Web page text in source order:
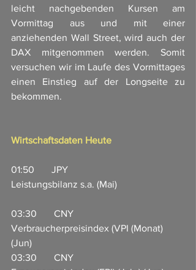
leicht nachgebenden Kursen am
Vormittag aus und mit einer
anziehenden Wall Street, wird auch der
DAX mitgenommen werden. Somit
versuchen wir im Laufe des Vormittages
einen Einstieg auf der Longseite zu
bekommen.
Wirtschaftsdaten Heute
01:50       JPY
Leistungsbilanz s.a. (Mai)
03:30       CNY
Verbraucherpreisindex (VPI (Monat)
(Jun)
03:30       CNY